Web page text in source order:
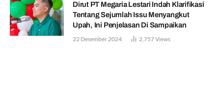
Dirut PT Megaria Lestari Indah Klarifikasi
Tentang Sejumlah Issu Menyangkut
Upah, Ini Penjelasan Di Sampaikan
22 Desember 2024 2,757Views